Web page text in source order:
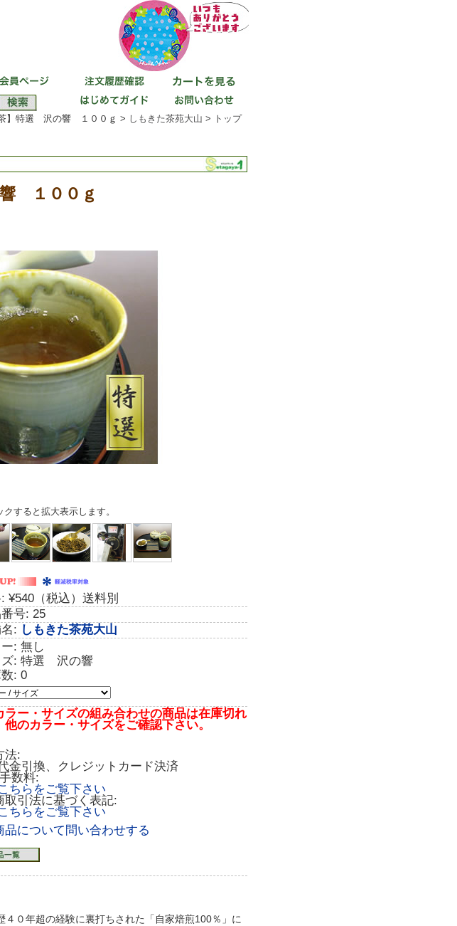
茶】特選 沢の響 １００ｇ > しもきた茶苑大山 > トップ
１００ｇ
すると拡大表示します。
¥540（税込）送料別
号: 25
: しもきた茶苑大山
: 無し
: 特選 沢の響
: 0
ラー・サイズの組み合わせの商品は在庫切れ
他のカラー・サイズをご確認下さい。
法:
金引換、クレジットカード決済
数料:
ちらをご覧下さい
取引法に基づく表記:
ちらをご覧下さい
品について問い合わせする
０年超の経験に裏打ちされた「自家焙煎100％」に